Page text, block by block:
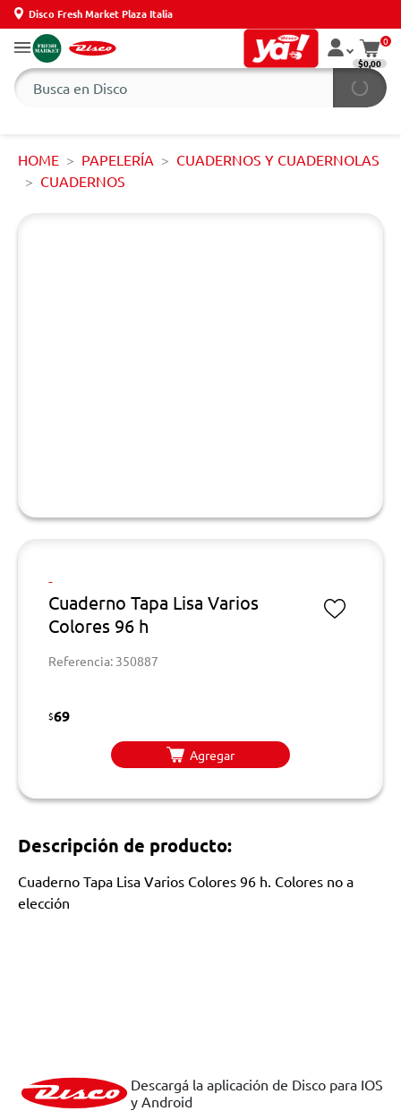
Disco Fresh Market Plaza Italia
0
$0,00
HOME PAPELERÍA
CUADERNOS Y CUADERNOLAS
CUADERNOS
-
Cuaderno Tapa Lisa Varios
Colores 96 h
Referencia: 350887
$69
Agregar
Descripción de producto:
Cuaderno Tapa Lisa Varios Colores 96 h. Colores no a
elección
Descargá la aplicación de Disco para IOS
y Android